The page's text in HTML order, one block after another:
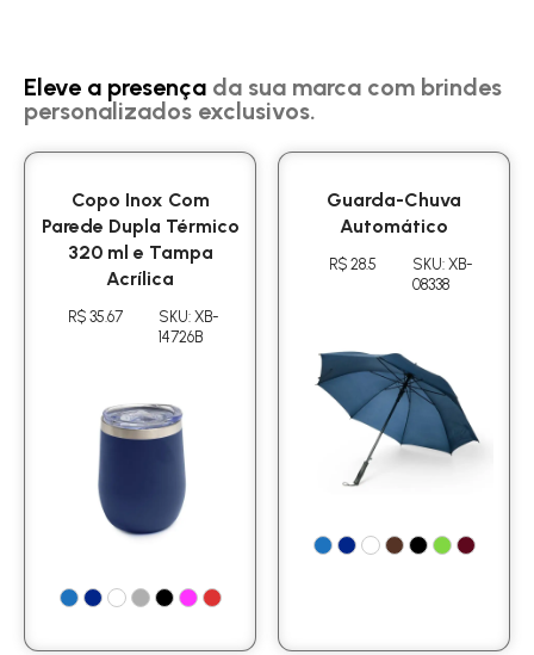
Eleve a presença da sua marca com brindes
personalizados exclusivos.
Copo Inox Com
Parede Dupla Térmico
320 ml e Tampa
Acrílica
R$ 35.67
SKU: XB-
14726B
Guarda-Chuva
Automático
R$ 28.5
SKU: XB-
08338